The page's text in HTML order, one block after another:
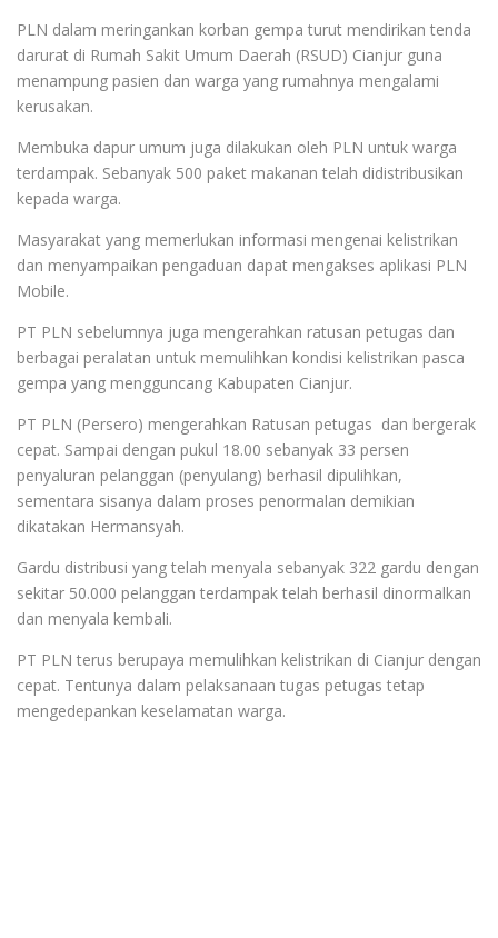
PLN dalam meringankan korban gempa turut mendirikan tenda
darurat di Rumah Sakit Umum Daerah (RSUD) Cianjur guna
menampung pasien dan warga yang rumahnya mengalami
kerusakan.
Membuka dapur umum juga dilakukan oleh PLN untuk warga
terdampak. Sebanyak 500 paket makanan telah didistribusikan
kepada warga.
Masyarakat yang memerlukan informasi mengenai kelistrikan
dan menyampaikan pengaduan dapat mengakses aplikasi PLN
Mobile.
PT PLN sebelumnya juga mengerahkan ratusan petugas dan
berbagai peralatan untuk memulihkan kondisi kelistrikan pasca
gempa yang mengguncang Kabupaten Cianjur.
PT PLN (Persero) mengerahkan Ratusan petugas dan bergerak
cepat. Sampai dengan pukul 18.00 sebanyak 33 persen
penyaluran pelanggan (penyulang) berhasil dipulihkan,
sementara sisanya dalam proses penormalan demikian
dikatakan Hermansyah.
Gardu distribusi yang telah menyala sebanyak 322 gardu dengan
sekitar 50.000 pelanggan terdampak telah berhasil dinormalkan
dan menyala kembali.
PT PLN terus berupaya memulihkan kelistrikan di Cianjur dengan
cepat. Tentunya dalam pelaksanaan tugas petugas tetap
mengedepankan keselamatan warga.